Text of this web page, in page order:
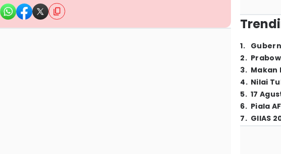
1.
2.
3. Makan
4. Nilai
5. 17
6. Piala
7. GIIAS